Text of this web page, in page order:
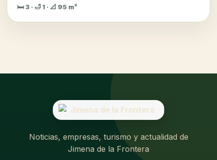
🛏️ 3 · 🛁 1 · 📐 95 m²
Noticias, empresas, turismo y actualidad de
Jimena de la Frontera